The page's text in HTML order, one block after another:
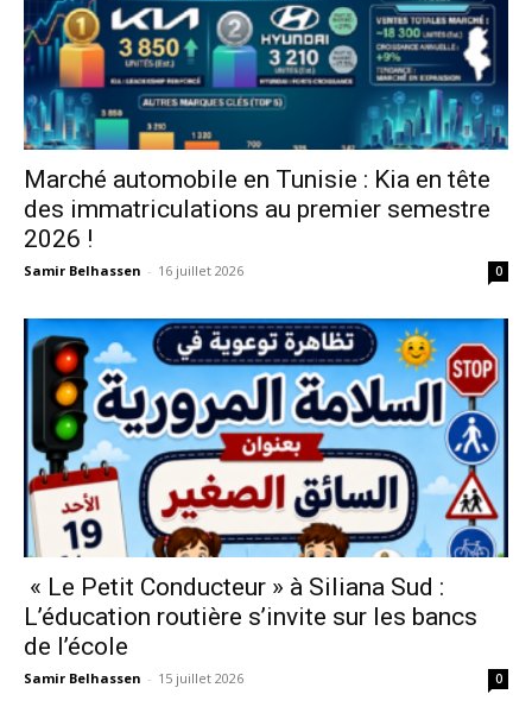
Marché automobile en Tunisie : Kia en tête
des immatriculations au premier semestre
2026 !
Samir Belhassen - 16 juillet 2026 0
« Le Petit Conducteur » à Siliana Sud :
L’éducation routière s’invite sur les bancs
de l’école
Samir Belhassen - 15 juillet 2026 0